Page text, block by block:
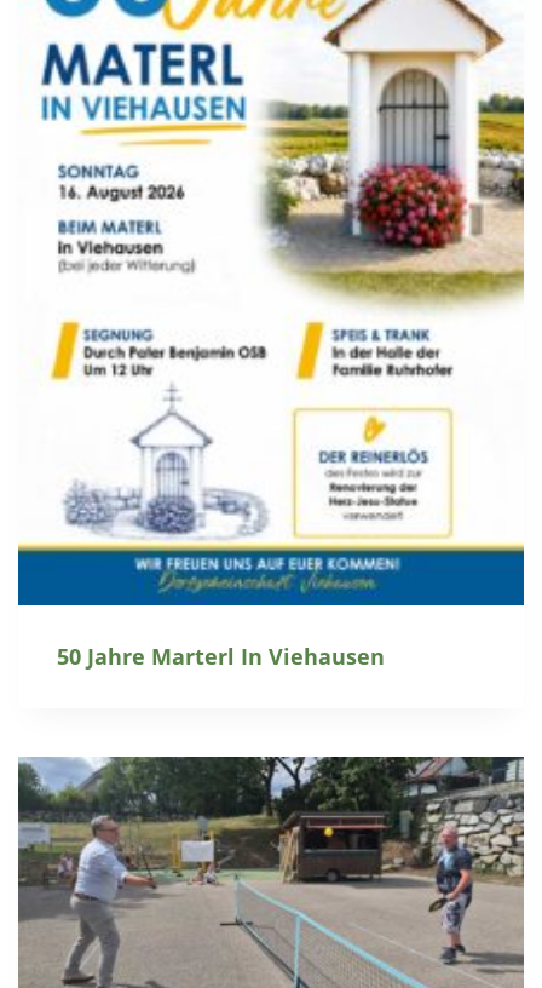
50 Jahre Marterl In Viehausen